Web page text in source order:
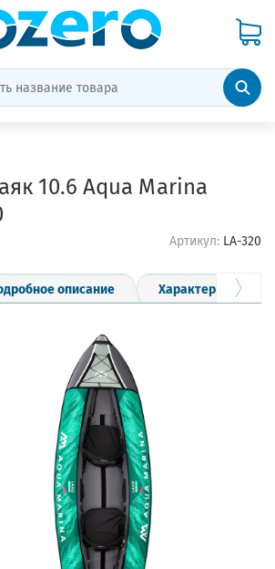
10.6 Aqua Marina
Артикул: LA-320
описание Характеристики